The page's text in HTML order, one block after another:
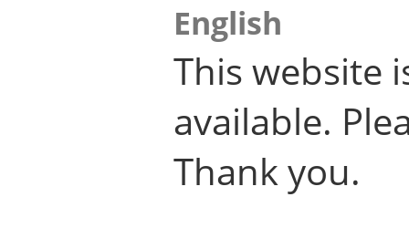
English
This website
available.
Thank you.